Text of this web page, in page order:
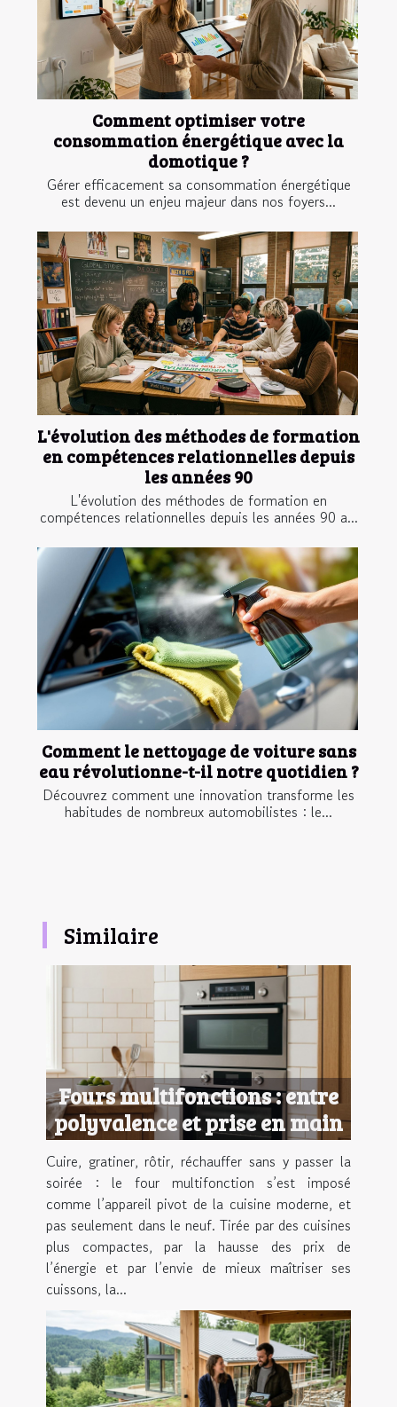
Comment optimiser votre
consommation énergétique avec la
domotique ?
Gérer efficacement sa consommation énergétique
est devenu un enjeu majeur dans nos foyers...
L'évolution des méthodes de formation
en compétences relationnelles depuis
les années 90
L'évolution des méthodes de formation en
compétences relationnelles depuis les années 90 a...
Comment le nettoyage de voiture sans
eau révolutionne-t-il notre quotidien ?
Découvrez comment une innovation transforme les
habitudes de nombreux automobilistes : le...
Similaire
Fours multifonctions : entre
polyvalence et prise en main
Cuire, gratiner, rôtir, réchauffer sans y passer la
soirée : le four multifonction s’est imposé
comme l’appareil pivot de la cuisine moderne, et
pas seulement dans le neuf. Tirée par des cuisines
plus compactes, par la hausse des prix de
l’énergie et par l’envie de mieux maîtriser ses
cuissons, la...